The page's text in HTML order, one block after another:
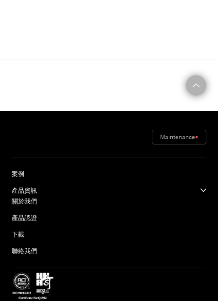
Maintenance
案例
產品資訊
關於我們
產品認證
下載
聯絡我們